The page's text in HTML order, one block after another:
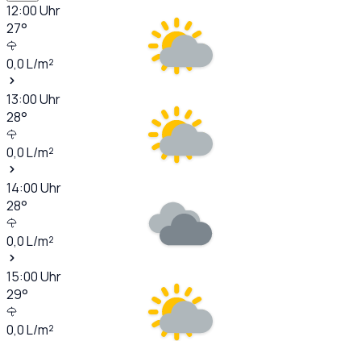
12:00Uhr
27°
0,0L/m²
13:00Uhr
28°
0,0L/m²
14:00Uhr
28°
0,0L/m²
15:00Uhr
29°
0,0L/m²